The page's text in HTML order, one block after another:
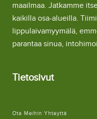
maailmaa. Jatkamme
kaikilla osa-alueilla.
lippulaivamyymälä,
parantaa sinua,
Tietosivut
Ota Meihin Yhteyttä